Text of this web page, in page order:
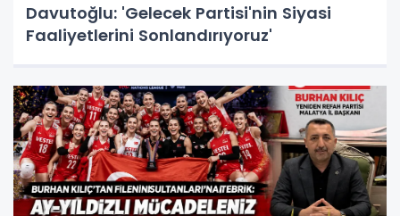
Davutoğlu: 'Gelecek Partisi'nin Siyasi
Faaliyetlerini Sonlandırıyoruz'